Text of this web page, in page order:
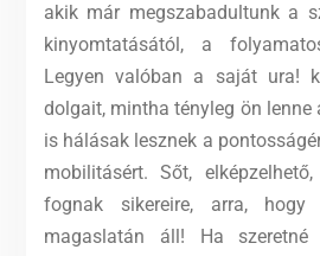
akik már megszabadultunk a
kinyomtatásától, a
Legyen valóban a saját ura!
dolgait, mintha tényleg ön lenne
is hálásak lesznek a
mobilitásért. Sőt,
fognak sikereire, arra,
magaslatán áll! Ha